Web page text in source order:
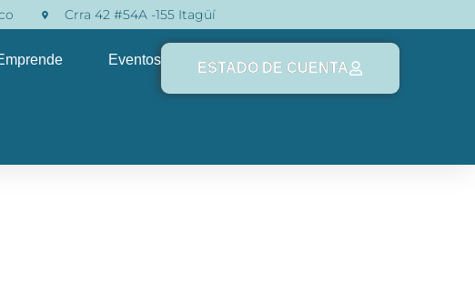
Crra 42 #54A -155 Itagüí
Eventos
ESTADO DE CUENTA